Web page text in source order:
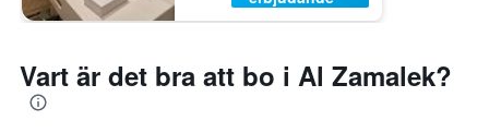
Vart är det bra att bo i Al Zamalek?